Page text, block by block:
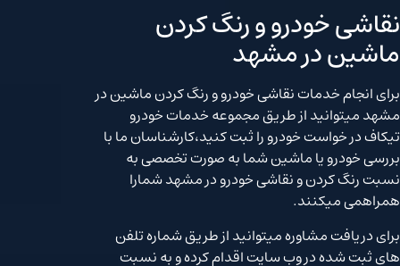
نقاشی خودرو و رنگ کردن
ماشین در مشهد
برای انجام خدمات نقاشی خودرو و رنگ کردن ماشین در
مشهد میتوانید از طریق مجموعه خدمات خودرو
تیکاف در خواست خودرو را ثبت کنید،کارشناسان ما با
بررسی خودرو یا ماشین شما به صورت تخصصی به
نسبت رنگ کردن و نقاشی خودرو در مشهد شمارا
همراهمی میکنند.
برای دریافت مشاوره میتوانید از طریق شماره تلفن
های ثبت شده در وب سایت اقدام کرده و به نسبت